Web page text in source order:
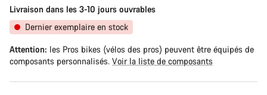
Livraison dans les 3-10 jours ouvrables
Dernier exemplaire en stock
Attention: les Pros bikes (vélos des pros) peuvent être équipés de
composants personnalisés. Voir la liste de composants